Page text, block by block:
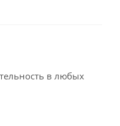
в любых